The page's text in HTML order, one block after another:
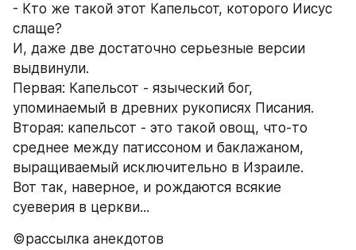
- Кто же такой этот Капельсот, которого Иисус
слаще?
И, даже две достаточно серьезные версии
выдвинули.
Первая: Капельсот - языческий бог,
упоминаемый в древних рукописях Писания.
Вторая: капельсот - это такой овощ, что-то
среднее между патиссоном и баклажаном,
выращиваемый исключительно в Израиле.
Вот так, наверное, и рождаются всякие
суеверия в церкви...
©рассылка анекдотов